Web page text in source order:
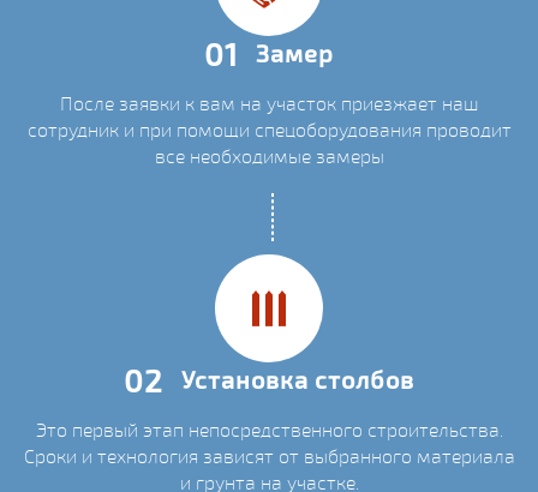
01 Замер
После заявки к вам на участок приезжает наш
сотрудник и при помощи спецоборудования проводит
все необходимые замеры
02 Установка столбов
Это первый этап непосредственного строительства.
Сроки и технология зависят от выбранного материала
и грунта на участке.